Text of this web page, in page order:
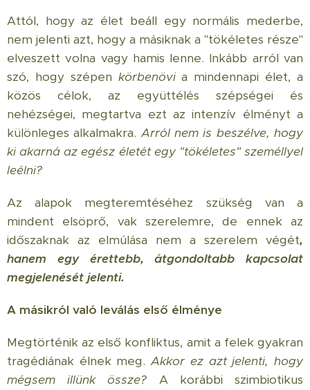
Attól, hogy az élet beáll egy normális mederbe,
nem jelenti azt, hogy a másiknak a "tökéletes része"
elveszett volna vagy hamis lenne. Inkább arról van
szó, hogy szépen körbenövia mindennapi élet, a
közös célok, az együttélés szépségei és
nehézségei, megtartva ezt az intenzív élményt a
különleges alkalmakra. Arról nem is beszélve, hogy
ki akarná az egész életét egy "tökéletes" személlyel
leélni?
Az alapok megteremtéséhez szükség van a
mindent elsöprő, vak szerelemre, de ennek az
időszaknak az elmúlása nem a szerelem végét,
hanem egy érettebb, átgondoltabb kapcsolat
megjelenését jelenti.
A másikról való leválás első élménye
Megtörténik az első konfliktus, amit a felek gyakran
tragédiának élnek meg.Akkor ez azt jelenti, hogy
mégsem illünk össze? A korábbi szimbiotikus